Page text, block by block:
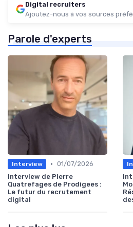
Digital recruiters
Ajoutez-nous à vos sources
Parole d'experts
Interview • 01/07/2026
Interview de Pierre
Quatrefages de Prodigees :
Le futur du recrutement
digital